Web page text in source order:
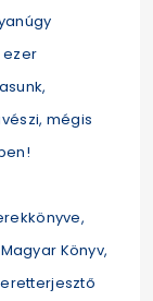
ezer
mégis
Könyv,